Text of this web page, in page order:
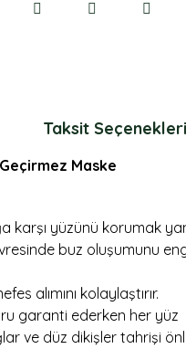
Taksit Seçenekleri
Maske
karşı yüzünü korumak
buz oluşumunu
alımını kolaylaştırır.
garanti ederken her yüz
ve düz dikişler tahrişi